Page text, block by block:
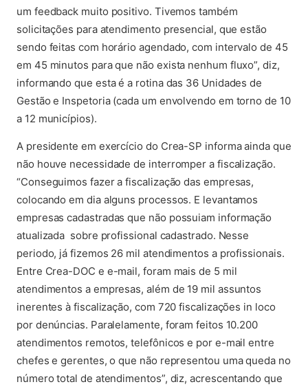
um feedback muito positivo. Tivemos também
solicitações para atendimento presencial, que estão
sendo feitas com horário agendado, com intervalo de 45
em 45 minutos para que não exista nenhum fluxo”, diz,
informando que esta é a rotina das 36 Unidades de
Gestão e Inspetoria (cada um envolvendo em torno de 10
a 12 municípios).
A presidente em exercício do Crea-SP informa ainda que
não houve necessidade de interromper a fiscalização.
“Conseguimos fazer a fiscalização das empresas,
colocando em dia alguns processos. E levantamos
empresas cadastradas que não possuiam informação
atualizada sobre profissional cadastrado. Nesse
periodo, já fizemos 26 mil atendimentos a profissionais.
Entre Crea-DOC e e-mail, foram mais de 5 mil
atendimentos a empresas, além de 19 mil assuntos
inerentes à fiscalização, com 720 fiscalizações in loco
por denúncias. Paralelamente, foram feitos 10.200
atendimentos remotos, telefônicos e por e-mail entre
chefes e gerentes, o que não representou uma queda no
número total de atendimentos”, diz, acrescentando que